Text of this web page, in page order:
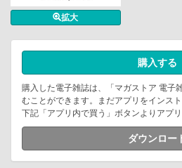
拡大
購入する
購入した電子雑誌は、「マガストア 電子
むことができます。まだアプリをインス
下記「アプリ内で買う」ボタンよりアプ
ダウンロー